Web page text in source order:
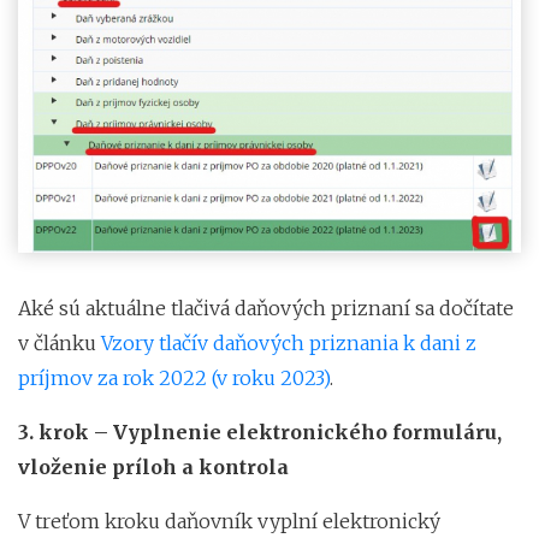
Aké sú aktuálne tlačivá daňových priznaní sa dočítate
v článkuVzory tlačív daňových priznania k dani z
príjmov za rok 2022 (v roku 2023).
3. krok – Vyplnenie elektronického formuláru,
vloženie príloh a kontrola
V treťom kroku daňovník vyplní elektronický